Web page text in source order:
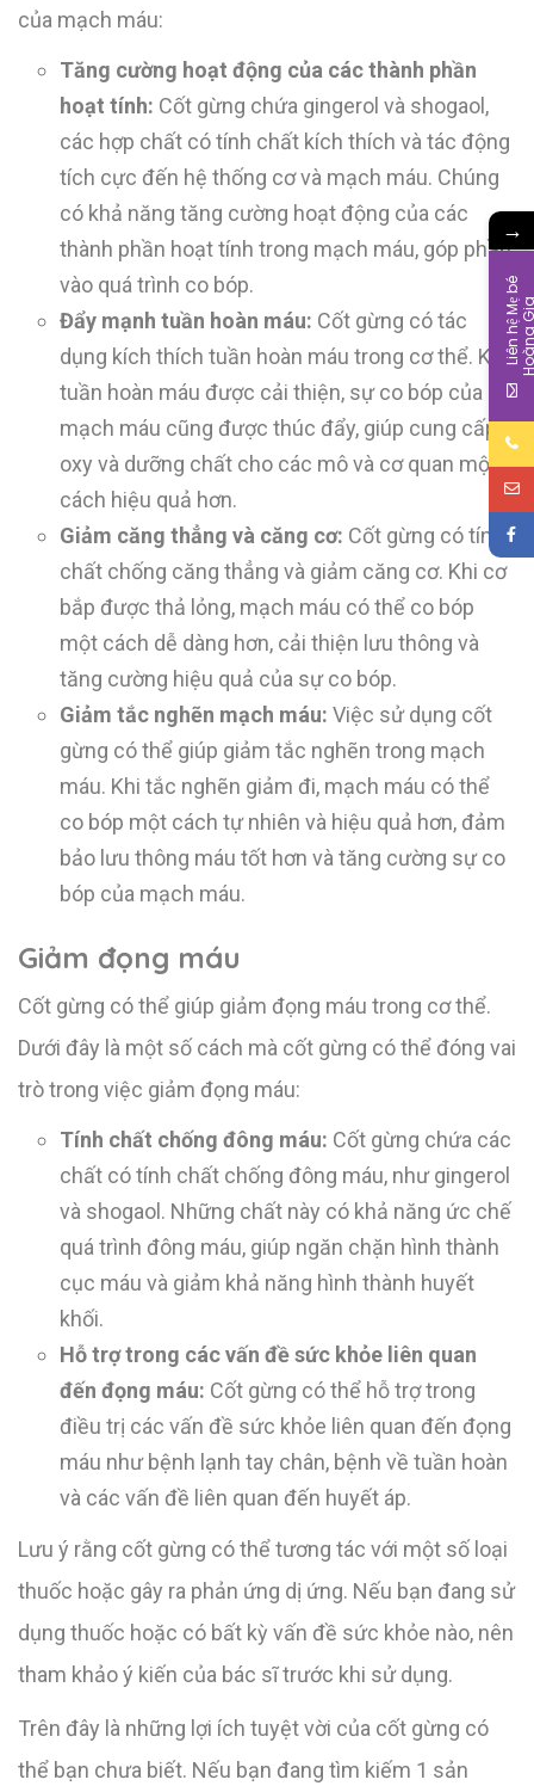
của mạch máu:
Tăng cường hoạt động của các thành phần
hoạt tính: Cốt gừng chứa gingerol và shogaol,
các hợp chất có tính chất kích thích và tác động
tích cực đến hệ thống cơ và mạch máu. Chúng
có khả năng tăng cường hoạt động của các
thành phần hoạt tính trong mạch máu, góp phần
vào quá trình co bóp.
Đẩy mạnh tuần hoàn máu: Cốt gừng có tác
dụng kích thích tuần hoàn máu trong cơ thể. Khi
tuần hoàn máu được cải thiện, sự co bóp của
mạch máu cũng được thúc đẩy, giúp cung cấp
oxy và dưỡng chất cho các mô và cơ quan một
cách hiệu quả hơn.
Giảm căng thẳng và căng cơ: Cốt gừng có tính
chất chống căng thẳng và giảm căng cơ. Khi cơ
bắp được thả lỏng, mạch máu có thể co bóp
một cách dễ dàng hơn, cải thiện lưu thông và
tăng cường hiệu quả của sự co bóp.
Giảm tắc nghẽn mạch máu: Việc sử dụng cốt
gừng có thể giúp giảm tắc nghẽn trong mạch
máu. Khi tắc nghẽn giảm đi, mạch máu có thể
co bóp một cách tự nhiên và hiệu quả hơn, đảm
bảo lưu thông máu tốt hơn và tăng cường sự co
bóp của mạch máu.
Giảm đọng máu
Cốt gừng có thể giúp giảm đọng máu trong cơ thể.
Dưới đây là một số cách mà cốt gừng có thể đóng vai
trò trong việc giảm đọng máu:
Tính chất chống đông máu: Cốt gừng chứa các
chất có tính chất chống đông máu, như gingerol
và shogaol. Những chất này có khả năng ức chế
quá trình đông máu, giúp ngăn chặn hình thành
cục máu và giảm khả năng hình thành huyết
khối.
Hỗ trợ trong các vấn đề sức khỏe liên quan
đến đọng máu: Cốt gừng có thể hỗ trợ trong
điều trị các vấn đề sức khỏe liên quan đến đọng
máu như bệnh lạnh tay chân, bệnh về tuần hoàn
và các vấn đề liên quan đến huyết áp.
Lưu ý rằng cốt gừng có thể tương tác với một số loại
thuốc hoặc gây ra phản ứng dị ứng. Nếu bạn đang sử
dụng thuốc hoặc có bất kỳ vấn đề sức khỏe nào, nên
tham khảo ý kiến của bác sĩ trước khi sử dụng.
Trên đây là những lợi ích tuyệt vời của cốt gừng có
thể bạn chưa biết. Nếu bạn đang tìm kiếm 1 sản
→
L
i
ê
n
h
ệ
M
b
é
H
o
à
n
g
G
i